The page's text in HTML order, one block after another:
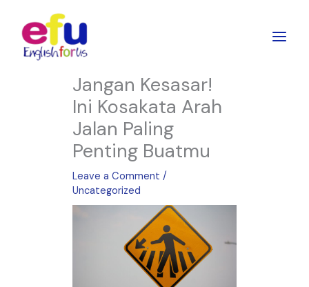
content
Jangan Kesasar!
Ini Kosakata Arah
Jalan Paling
Penting Buatmu
Leave a Comment /
Uncategorized